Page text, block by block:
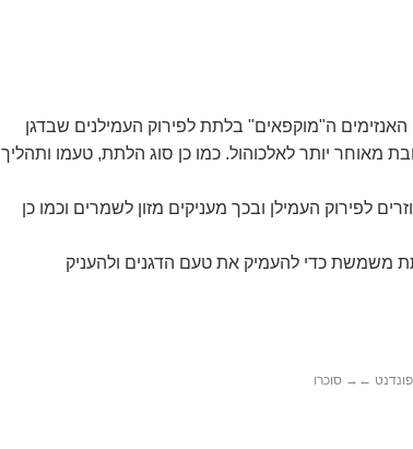
ה"מוקפאים" בלתת לפירוק העמילנים שבדגן
מאוחר יותר לאלכוהול. כמו כן סוג הלתת, טעמו ותהליך
העמילן ובכך מעניקים מזון לשמרים וכמו כן
כדי להעמיק את טעם הדגנים ולהעניק
→ סוכרו פונדנט ←